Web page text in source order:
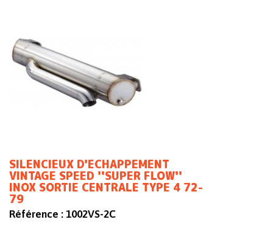
SILENCIEUX D'ECHAPPEMENT
VINTAGE SPEED ''SUPER FLOW''
INOX SORTIE CENTRALE TYPE 4 72-
79
Référence : 1002VS-2C